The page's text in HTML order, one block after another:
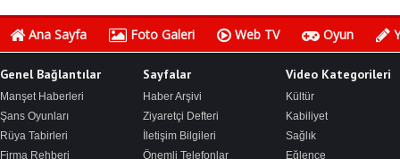
Ana Sayfa Foto Galeri Web TV Oyun
Genel Bağlantılar
Manşet Haberleri
Şans Oyunları
Rüya Tabirleri
Firma Rehberi
Sayfalar
Haber Arşivi
Ziyaretçi Defteri
İletişim Bilgileri
Önemli Telefonlar
Video Kategorileri
Kültür
Kabiliyet
Sağlık
Eğlence